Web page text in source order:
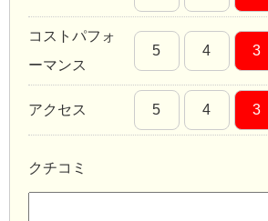
コストパフォ
ーマンス
5 4 3
アクセス 5 4 3
クチコミ